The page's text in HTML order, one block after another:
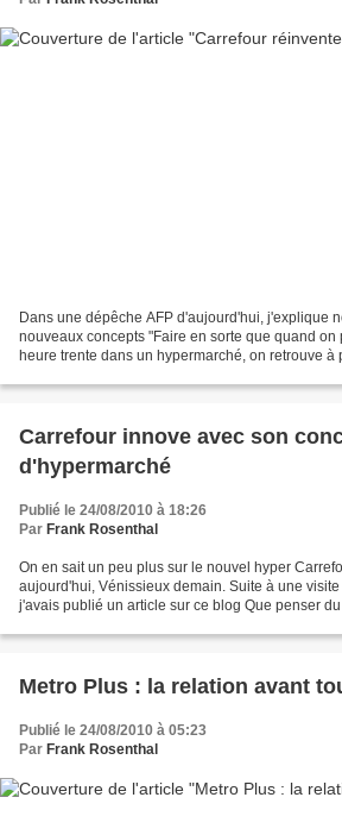
Dans une dépêche AFP d'aujourd'hui, j'explique
nouveaux concepts "Faire en sorte que quand on
heure trente dans un hypermarché, on retrouve à
Carrefour innove avec son
d'hypermarché
Publié le 24/08/2010 à 18:26
Par Frank Rosenthal
On en sait un peu plus sur le nouvel hyper
aujourd'hui, Vénissieux demain. Suite à une visite
j'avais publié un article sur ce blog Que penser du
Metro Plus : la relation avant
Publié le 24/08/2010 à 05:23
Par Frank Rosenthal